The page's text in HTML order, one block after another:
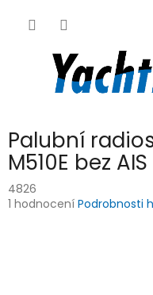
Palubní
M510E bez
4826
Průměrné
1 hodnocení Podrobnosti